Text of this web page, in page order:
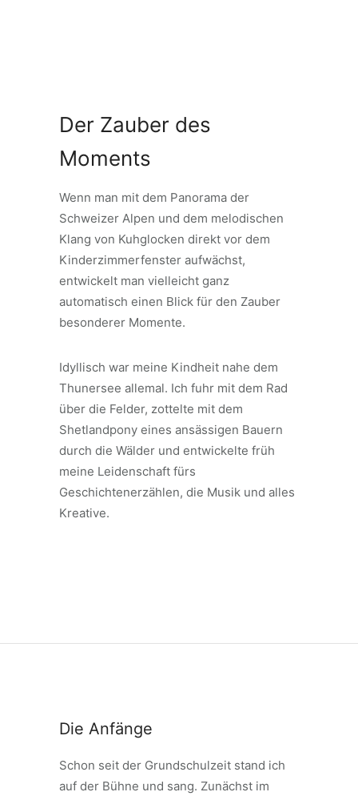
Der Zauber des
Moments
Wenn man mit dem Panorama der
Schweizer Alpen und dem melodischen
Klang von Kuhglocken direkt vor dem
Kinderzimmerfenster aufwächst,
entwickelt man vielleicht ganz
automatisch einen Blick für den Zauber
besonderer Momente.
Idyllisch war meine Kindheit nahe dem
Thunersee allemal. Ich fuhr mit dem Rad
über die Felder, zottelte mit dem
Shetlandpony eines ansässigen Bauern
durch die Wälder und entwickelte früh
meine Leidenschaft fürs
Geschichtenerzählen, die Musik und alles
Kreative.
Die Anfänge
Schon seit der Grundschulzeit stand ich
auf der Bühne und sang. Zunächst im